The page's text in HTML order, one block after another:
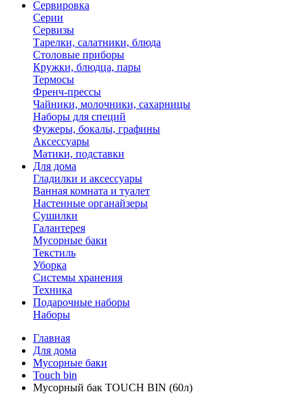
Сервировка
Серии
Сервизы
Тарелки, салатники, блюда
Столовые приборы
Кружки, блюдца, пары
Термосы
Френч-прессы
Чайники, молочники, сахарницы
Наборы для специй
Фужеры, бокалы, графины
Аксессуары
Матики, подставки
Для дома
Гладилки и аксессуары
Ванная комната и туалет
Настенные органайзеры
Сушилки
Галантерея
Мусорные баки
Текстиль
Уборка
Системы хранения
Техника
Подарочные наборы
Наборы
Главная
Для дома
Мусорные баки
Touch bin
Мусорный бак TOUCH BIN (60л)